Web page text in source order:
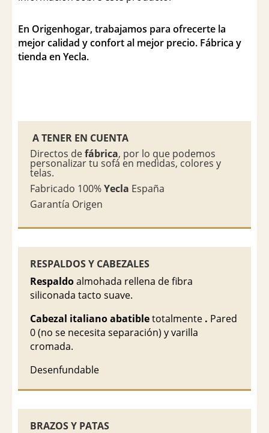
En Origenhogar, trabajamos para ofrecerte la
mejor calidad y confort al mejor precio. Fábrica y
tienda en Yecla.
A TENER EN CUENTA
Directos defábrica, por lo que podemos
personalizar tu sofá en medidas, colores y
telas.
Fabricado 100%Yecla España
Garantía Origen
RESPALDOS Y CABEZALES
Respaldoalmohada rellena de fibra
siliconada tacto suave.
Cabezal italiano abatibletotalmente . Pared
0 (no se necesita separación) y varilla
cromada.
Desenfundable
BRAZOS Y PATAS